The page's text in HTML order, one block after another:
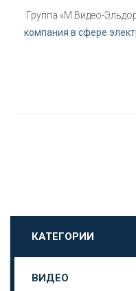
Группа «М.Видео-
компания в сфере
КАТЕГОРИИ
ВИДЕО